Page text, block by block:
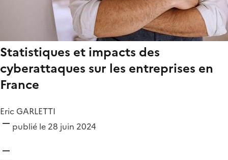
Statistiques et impacts des
cyberattaques sur les entreprises en
France
Eric GARLETTI
publié le 28 juin 2024